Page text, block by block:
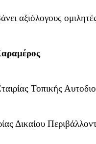
αξιόλογους
Τοπικής
Δικαίου